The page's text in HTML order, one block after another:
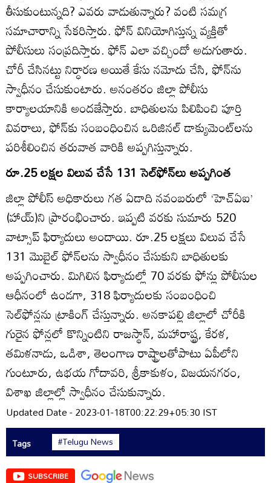
తీసుకుంటున్నది? ఎవరు వాడుతున్నారు? వంటి సమగ్ర
సమాచారాన్ని సేకరిస్తారు. ఫోన్‌ వినియోగిస్తున్న వ్యక్తితో
పోలీసులు సంప్రదిస్తారు. ఫోన్‌ ఎలా వచ్చిందో అడుగుతారు.
చోరీ చేసినట్టు నిర్ధారణ అయితే కేసు నమోదు చేసి, ఫోన్‌ను
స్వాధీనం చేసుకుంటారు. అనంతరం జిల్లా పోలీసు
కార్యాలయానికి అందజేస్తారు. బాధితులను పిలిపించి పూర్తి
వివరాలు, ఫోన్‌కు సంబంధించిన ఒరిజినల్‌ డాక్యుమెంట్‌లను
పరిశీలించిన తరువాత వారికి అప్పగిస్తున్నారు.
రూ.25 లక్షల విలువ చేసే 131 సెల్‌ఫోన్‌లు అప్పగింత
జిల్లా పోలీస్‌ అధికారులు గత ఏడాది నవంబరులో ‘హెచ్‌ఏఐ’
(హాయ్‌)ని ప్రారంభించారు. ఇప్పటి వరకు సుమారు 520
వాట్సాప్‌ ఫిర్యాదులు అందాయి. రూ.25 లక్షలు విలువ చేసే
131 మొబైల్‌ ఫోన్‌లను స్వాధీనం చేసుకుని బాధితులకు
అప్పగించారు. మిగిలిన ఫిర్యాదుల్లో 70 వరకు ఫోన్లు పోలీసుల
ఆధీనంలో ఉండగా, 318 ఫిర్యాదులకు సంబంధించి
సెల్‌ఫోన్లను ట్రాకింగ్‌ చేస్తున్నారు. అనకాపల్లి జిల్లాలో చోరీకి
గురైన ఫోన్లలో కొన్నింటిని రాజస్థాన్‌, మహారాష్ట్ర, కేరళ,
తమిళనాడు, ఒడిశా, తెలంగాణ రాష్ట్రాలతోపాటు ఏపీలోని
గుంటూరు, ఉభయ గోదావరి, శ్రీకాకుళం, విజయనగరం,
విశాఖ జిల్లాల్లో స్వాధీనం చేసుకున్నారు.
Updated Date - 2023-01-18T00:22:29+05:30 IST
Tags #Telugu News
SUBSCRIBE